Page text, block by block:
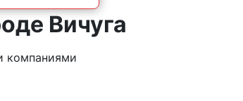
Вичуга
компаниями